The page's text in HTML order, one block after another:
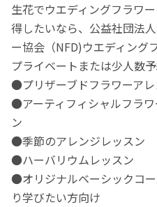
生花でウエディングフラワ
得したいなら、公益社団法
ー協会（NFD)ウエディング
プライベートまたは少人数
●プリザーブドフラワーア
●アーティフィシャルフラ
ン
●季節のアレンジレッスン
●ハーバリウムレッスン
●オリジナルベーシックコ
り学びたい方向け